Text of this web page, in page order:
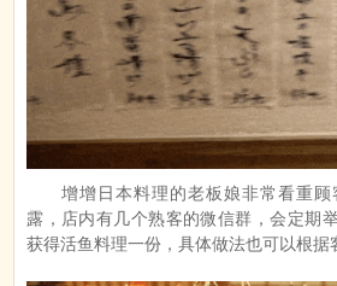
增增日本料理的老板娘非常看重
露，店内有几个熟客的微信群，会定期
获得活鱼料理一份，具体做法也可以根据